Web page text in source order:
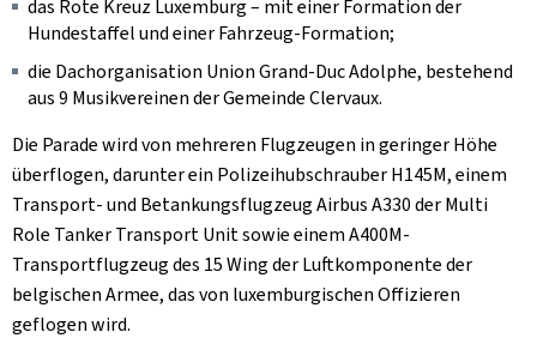
das Rote Kreuz Luxemburg – mit einer Formation der
Hundestaffel und einer Fahrzeug-Formation;
die Dachorganisation Union Grand-Duc Adolphe, bestehend
aus 9 Musikvereinen der Gemeinde Clervaux.
Die Parade wird von mehreren Flugzeugen in geringer Höhe
überflogen, darunter ein Polizeihubschrauber H145M, einem
Transport- und Betankungsflugzeug Airbus A330 derMulti
Role Tanker TransportUnit sowie einem A400M-
Transportflugzeug des 15 Wingder Luftkomponente der
belgischen Armee, das von luxemburgischen Offizieren
geflogen wird.